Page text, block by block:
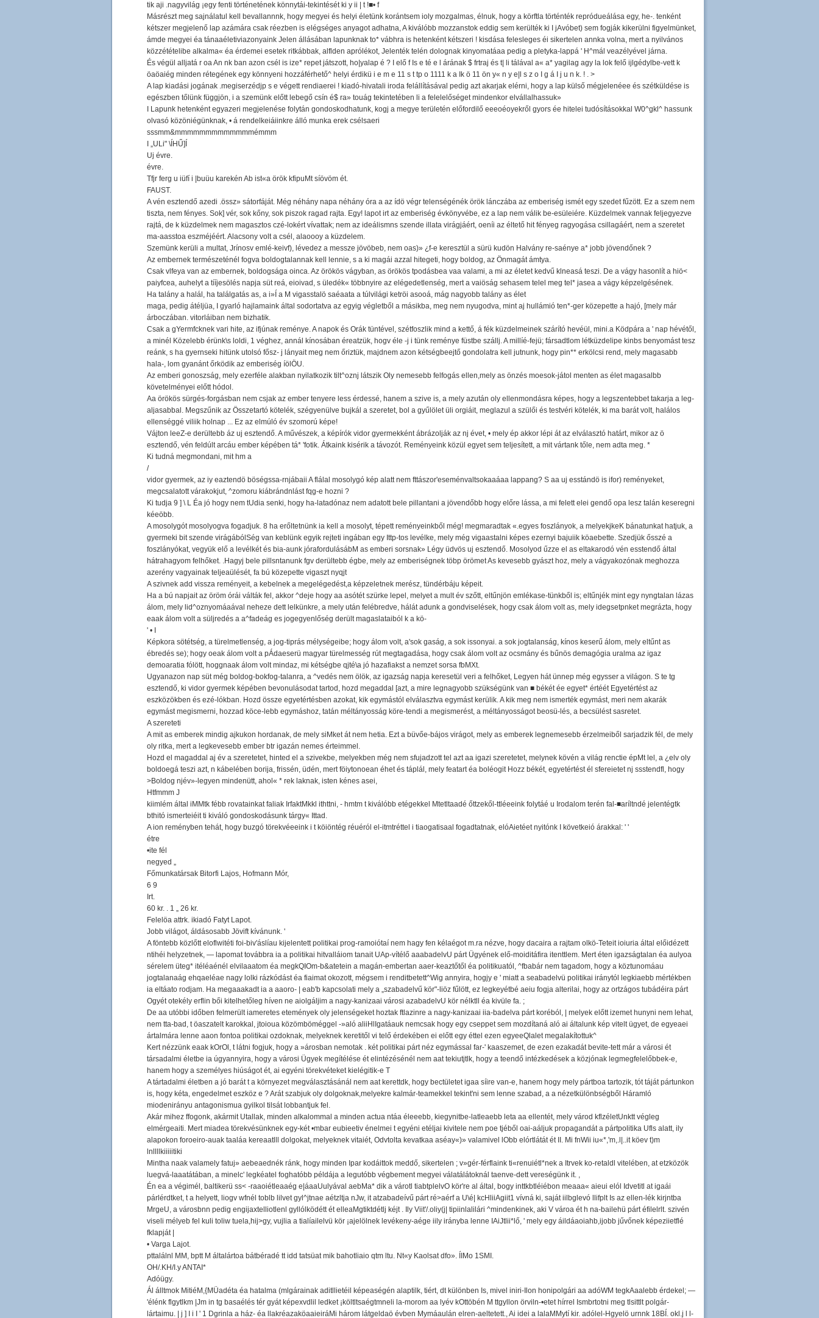
tik aji .nagyvilág ¡egy fenti történetének könnytái-tekintését ki y ii | t !■• f
Másrészt meg sajnálatul kell bevallannnk, hogy megyei és helyi életünk korántsem ioly mozgalmas, élnuk, hogy a körftla történték repródueálása egy, he-. tenként
kétszer megjelenő lap azámára csak réezben is elégséges anyagot adhatna, A kiválóbb mozzanstok eddig sem kerülték ki I jAvóbet) sem fogják kikerülni figyelmünket,
ámde megyei éa tánaaéletiviazonyaink Jelen állásában lapunknak to* vábhra is hetenként kétszeri ! kisdása felesleges éi sikertelen annka volna, mert a nyilvános
közzétételibe alkalma« éa érdemei esetek ritkábbak, alflden aprólékot, Jelenték telén dolognak kinyomatáaa pedig a pletyka-lappá ' H^mál veazélyével járna.
És végül alljatá r oa An nk ban azon csél is ize* repet játszott, ho|yalap é ? I elő f Is e té e l árának $ frtraj és t| li tálával a« a* yagilag agy la lok felő ijlgédylbe-vett k
öaöaiég minden rétegének egy könnyeni hozzáférhető^ helyi érdikü i e m e 11 s t tp o 1111 k a Ik ö 11 ön y« n y e|l s z o I g á I j u n k. ! . >
A lap kiadási jogának .megiserzédjp s e végett rendiaerei ! kiadó-hivatali iroda felállításával pedig azt akarjak elérni, hogy a lap külső mégjelenéee és szétküldése is
egészben tőlünk függjön, i a szemünk előtt lebegő csín é$ ra» touág tekintetében li a felelelőséget mindenkor elvállalhassuk»
I Lapunk hetenként egyazeri megjelenése folytán gondoskodhatunk, kogj a megye területén előfordilő eeeoéoyekről gyors ée hitelei tudósításokkal W0^gkl^ hassunk
olvasó közöniégünknak, • á rendelkeiáiinkre álló munka erek csélsaeri
sssmm&mmmmmmmmmmmmmémmm
I „ULi" \ÍHŰ]Í
Uj évre.
évre.
Tfjr ferg u iüfí i |buüu karekén Ab ist«a örök kfipuMt síövöm ét.
FAUST.
A vén esztendő azedi .össz» sátorfáját. Még néhány napa néhány óra a az ídö végr telenségénék örök lánczába az emberiség ismét egy szedet fűzött. Ez a szem nem
tiszta, nem fényes. Sok] vér, sok kőny, sok piszok ragad rajta. Egy! lapot irt az emberiség évkönyvébe, ez a lap nem válik be-esüleiére. Küzdelmek vannak feljegyezve
rajtá, de k küzdelmek nem magasztos czé-lokért vívattak; nem az ideálismns szende illata virágjáért, oeníi az éltető hit fényeg ragyogása csillagáért, nem a szeretet
ma-aasstoa eszméjéért. Alacsony volt a csél, alaoooy a küzdelem.
Szemünk kerüli a multat, Jrínosv emlé-keivf), lévedez a messze jövöbeb, nem oas)» ¿f-e keresztül a sürü kudön Halvány re-saénye a* jobb jövendőnek ?
Az embernek természeténél fogva boldogtalannak kell lennie, s a ki magái azzal hitegeti, hogy boldog, az Önmagát ámtya.
Csak vlfeya van az embernek, boldogsága oinca. Az örökös vágyban, as örökös tpodásbea vaa valami, a mi az életet kedvű klneasá teszi. De a vágy hasonlít a hiö<
paiyfcea, auhelyt a tííjesölés napja süt reá, eioivad, s üledék« többnyire az elégedetlenség, mert a vaiöság sehasem telel meg tel* jasea a vágy képzelgésének.
Ha talány a halál, ha találgatás as, a i»Í a M vigasstalö saéaata a túlvilági ketröi asooá, mág nagyobb talány as élet
maga, pedig átéljüa, I gyarló hajlamaink által sodortatva az egyig végletből a másikba, meg nem nyugodva, mint aj hullámió ten*-ger közepette a hajó, [mely már
árboczában. vitorláiban nem bizhatik.
Csak a gYermfcknek vari hite, az ifjúnak reménye. A napok és Orák tüntével, szétfoszlik mind a kettő, á fék küzdelmeinek szárító hevéül, mini.a Ködpára a ' nap hévétől,
a minél Közelebb érünk\s loldi, 1 véghez, annál kínosában éreatzük, hogv éle -j i tünk reménye füstbe szállj. A millíé-fejü; fársadtlom létküzdelipe kinbs benyomást tesz
reánk, s ha gyernseki hitünk utolsó fősz- j lányait meg nem őriztük, majdnem azon kétségbeejtő gondolatra kell jutnunk, hogy pin** erkölcsi rend, mely magasabb
hala-, lom gyanánt őrködik az emberiség íölÖU.
Az emberi gonoszság, mely ezerféle alakban nyilatkozik tilt^oznj látszik Oly nemesebb felfogás ellen,mely as önzés moesok-játol menten as élet magasalbb
követelményei előtt hódol.
Aa örökös sürgés-forgásban nem csjak az ember tenyere less érdessé, hanem a szive is, a mely azután oly ellenmondásra képes, hogy a legszentebbet takarja a leg-
aljasabbal. Megszűnik az Összetartó kötelék, szégyenülve bujkál a szeretet, bol a gyűlölet üli orgiáit, meglazul a szülői és testvéri kötelék, ki ma barát volt, halálos
ellenséggé viliik holnap ... Ez az elmúló év szomorú képe!
Vájton leeZ-e derültebb áz uj esztendő. A művészek, a képírók vidor gyermekként ábrázolják az nj évet, • mely ép akkor lépi át az elválasztó határt, mikor az ö
esztendő, vén feldúlt arcáu ember képében tá* 'fotik. Átkaink kisérik a távozót. Reményeink közül egyet sem teljesített, a mit vártank tőle, nem adta meg. *
Ki tudná megmondani, mit hm a
/
vidor gyermek, az iy eaztendö böségssa-rnjábaii A flálal mosolygó kép alatt nem fttászor'eseménvaltsokaaáaa lappang? S aa uj esstándö is ifor) reményeket,
megcsalatott várakokjut, ^zomoru kiábrándnlást fqg-e hozni ?
Ki tudja 9 ] \ L Éa jó hogy nem tUdia senki, hogy ha-latadónaz nem adatott bele pillantani a jövendőbb hogy előre lássa, a mi felett elei gendő opa lesz talán keseregni
kéeöbb.
A mosolygót mosolyogva fogadjuk. 8 ha erőltetnünk ia kell a mosolyt, tépett reményeinkből még! megmaradtak «.egyes foszlányok, a melyekjkeK bánatunkat hatjuk, a
gyermeki bit szende virágábólSég van keblünk egyik rejteti ingában egy Ittp-tos levélke, mely még vigaastalni képes ezernyi bajuiik köaebette. Szedjük ősszé a
foszlányókat, vegyük elő a levélkét és bia-aunk jórafordulásábM as emberi sorsnak» Légy üdvös uj esztendő. Mosolyod űzze el as eltakarodó vén esstendő által
hátrahagyom felhőket. .Hagyj bele pillsntanunk fgv derültebb égbe, mely az emberiségnek töbp örömet As kevesebb gyászt hoz, mely a vágyakozónak meghozza
azerény vagyainak teljeaülését, fa bú közepette vigaszt nyqjt
A szivnek add vissza reményeit, a kebelnek a megelégedést,a képzeletnek merész, tündérbáju képeit.
Ha a bú napjait az öröm órái válták fel, akkor ^deje hogy aa asótét szürke lepel, melyet a mult év szőtt, eltűnjön emlékase-tünkből is; eltűnjék mint egy nyngtalan lázas
álom, mely lid^oznyomáaával neheze dett lelkünkre, a mely után felébredve, hálát adunk a gondviselések, hogy csak álom volt as, mely idegsetpnket megrázta, hogy
eaak álom volt a süljredés a a^fadeág es jogegyenlőség derült magaslataiból k a kö-
' • I
Képkora sötétség, a türelmetlenség, a jog-tiprás mélységeibe; hogy álom volt, a'sok gaság, a sok issonyai. a sok jogtalanság, kínos keserű álom, mely eltűnt as
ébredés se); hogy oeak álom volt a pÁdaeserü magyar türelmesség rút megtagadása, hogy csak álom volt az ocsmány és bűnös demagógia uralma az igaz
demoaratia fólött, hoggnaak álom volt mindaz, mi kétségbe qjté\a jó hazafiakst a nemzet sorsa fbMXt.
Ugyanazon nap süt még boldog-bokfog-talanra, a ^vedés nem ölök, az igazság napja keresetül veri a felhőket, Legyen hát ünnep még egysser a világon. S te tg
esztendő, ki vidor gyermek képében bevonulásodat tartod, hozd megaddal [azt, a mire legnagyobb szükségünk van ■ békét ée egyet* értéét Egyetértést az
eszközökben és ezé-lókban. Hozd össze egyetértésben azokat, kik egymástól elválasztva egymást kerülik. A kik meg nem ismerték egymást, meri nem akarák
egymást megismerni, hozzad köce-lebb egymáshoz, tatán méltányosság köre-tendi a megismerést, a méltányosságot beosü-lés, a becsülést sasretet.
A szereteti
A mit as emberek mindig ajkukon hordanak, de mely siMket át nem hetia. Ezt a büvőe-bájos virágot, mely as emberek legnemesebb érzelmeiből sarjadzik fél, de mely
oly ritka, mert a legkevesebb ember btr igazán nemes érteimmel.
Hozd el magaddal aj év a szeretetet, hinted el a szivekbe, melyekben még nem sfujadzott tel azt aa igazi szeretetet, melynek kövén a világ renctie épMt lel, a ¿elv oly
boldoegá teszi azt, n kábelében borija, frissén, üdén, mert föiytonoean éhet és táplál, mely featart éa boléogit Hozz békét, egyetértést él sfereietet nj ssstendfl, hogy
>Boldog njév»-legyen mindenütt, ahol« * rek laknak, isten kénes asei,
Htfmmm J
kiimlém által iMMtk fébb rovatainkat faliak IrfaktMkkl ithttni, - hmtm t kiválóbb etégekkel Mtetltaadé őttzekől-ttléeeink folytáé u Irodalom terén fal-■aríltndé jelentégtk
bthitó ismerteiéit ti kiváló gondoskodásunk tárgy« Ittad.
A ion reményben tehát, hogy buzgó törekvéeeink i t köiöntég réuéról el-itmtréttel i tiaogatisaal fogadtatnak, elóAietéet nyitónk I követkeió árakkal: ' '
étre
•ite fél
negyed „
Főmunkatársak Bitorfi Lajos, Hofmann Mór,
6 9
Irt.
60 kr. . 1 „ 26 kr.
Felelöa attrk. ikiadó Fatyt Lapot.
Jobb világot, áldásosabb Jövift kívánunk. '
A föntebb közlőtt eloflwitéti foi-biv'áslíau kijelentett politikai prog-ramoiótaí nem hagy fen kélaégot m.ra nézve, hogy dacaira a rajtam olkö-Teteit ioiuria által előidézett
ntihéi helyzetnek, — lapomat továbbra ia a politikai hitvalláiom tanait UAp-vítélő aaabadelvU párt Ügyének elő-moiditáfira itenttlem. Mert éten igazságtalan éa aulyoa
sérelem üteg* itéléaénél elvilaaatom éa megkQIOm-b&atetein a magán-embertan aaer-keaztőtől éa politikuatól, ^fbabár nem tagadom, hogy a köztunomáau
jogtalanaág ehqaeléae nagy lolki rázkódást éa fiaimat okozott, mégsem i renditbetett^Wig annyira, hogjy e ' miatt a seabadelvü politikai iránytól legkiaebb mértékben
ia eltáato rodjam. Ha megaaakadt ia a aaoro- | eab'b kapcsolati mely a „szabadelvű kör"-liöz fűlött, ez legkeyétbé aeiu fogja alterilai, hogy az ortzágos tubádéira párt
Ogyét otekély erflin bői kitelhetőleg híven ne aiolgáljim a nagy-kanizaai városi azabadelvU kör nélktll éa kivüle fa. ;
De aa utóbbi időben felmerült iameretes etemények oly jelenségeket hoztak ftlazinre a nagy-kanizaai iia-badelva párt koréból, | melyek előtt izemet hunyni nem lehat,
nem tta-bad, t öaszatelt karokkal, jtoioua közömböméggel -»aló aliiHlIgatáauk nemcsak hogy egy cseppet sem mozdítaná aló ai általunk kép vitelt ügyet, de egyeaei
ártalmára lenne aaon fontoa politikai ozdoknak, melyeknek keretitől vi telő érdekében ei előtt egy éttel ezen egyeeQlalet megalakítottuk^
Kert nézzünk eaak kOrOl, t látni fogjuk, hogy a »árosban nemotak . két politikai párt néz egymással far-' kaaszemet, de ezen ezakadát bevite-tett már a városi ét
társadalmi életbe ia úgyannyira, hogy a városi Ügyek megítélése ét elintézésénél nem aat tekiutjtlk, hogy a teendő intézkedések a közjónak legmegfelelőbbek-e,
hanem hogy a személyes hiúságot ét, ai egyéni törekvéteket kielégitik-e T
A tártadalmi életben a jó barát t a környezet megválasztásánál nem aat kerettdk, hogy bectületet igaa síire van-e, hanem hogy mely pártboa tartozik, tót táját pártunkon
is, hogy kéta, engedelmet eszköz e ? Arát szabjuk oly dolgoknak,melyekre kalmár-teamekkel tekint'ni sem lenne szabad, a a nézetkülönbségből Háramló
miodenirányu antagonismua gyilkol tilsát lobbantjuk fel.
Akár mihez ffogonk, akármit Utallak, minden alkalommal a minden actua ntáa éleeebb, kiegynitbe-latleaebb leta aa ellentét, mely várod kflzéletUnktt végleg
elmérgeaiti. Mert miadea törekvésünknek egy-két •mbar eubieetiv énelmei t egyéni etéljai kivitele nem poe tjéből oai-aáljuk propagandát a pártpolitika Ufls alatt, ily
alapokon foroeiro-auak taaláa kereaatlll dolgokat, melyeknek vitaiét, Odvtolta kevatkaa aséay«)» valamivel lObb elórtlátát ét II. Mi fnWii iu«*,'m,.l|..it köev t)m
lnllllkiiiiitiki
Mintha naak valamely fatuj» aebeaednék ránk, hogy minden Ipar kodáittok meddő, sikertelen ; v»gér-férflaink ti«renuiétl*nek a Itrvek ko-retaldl vitelében, at etzközök
luegvá-laaatátában, a minelc' legkéatel foghatóbb példája a legutóbb végbement megyei válatálátoknál taenve-dett vereségünk it. ,
Én ea a végimél, baltikerü ss< -raaoiétleaaég e|áaaUulyával aebMa* dik a várotl tiabtplelvO kör're al által, bogy inttkbtléiébon meaaa« aieui elól Idvetitl at igaái
párlérdtket, t a helyett, liogv wfnél toblb lilvet gyl^jtnae aétzltja nJw, it atzabadeívű párt ré>aérf a U\é| kcHliiAgiit1 vívná ki, saját iilbglevó llifplt Is az ellen-lék kirjntba
MrgeU, a városbnn pedig engijaxtelliotlenl gyllólködétt ét elleaMgtiktdétlj kéjt . Ily Viit'/.oliy(j| tipiinlalilári ^mindenkinek, aki V vároa ét h na-bailehü párt éfilelrlt. szivén
viseli mélyeb fel kuli toliw tuela,hij>gy, vujlia a tialíailelvü kör ¡ajelölnek levékeny-aége iily irányba lenne IAiJtlii*lő, ' mely egy áildáaoiahb,ijobb jűvőnek képeziietflé
fklapját |
• Varga Lajot.
pttalálnl MM, bptt M általártoa bátbéradé tt idd tatsüat mik bahotliaio qtm ltu. Nt«y Kaolsat dfo». ÍIMo 1SMI.
OH/.KH/I.y ANTAI*
Adóügy.
Ál álltmok MitiéM,{MÜadéta éa hatalma (mlgárainak aditllietéil képeaségén alaptilk, tiért, dt különben Is, mivel iniri-Ilon honipolgári aa adóWM tegkAaalebb érdekel; —
'élénk flgytlkm |Jm in tg basaélés tér gyát képexvdlil ledket ¡költltsaégtmneli la-morom aa lyév kOttöbén M ttgyllon örviln-•etet hírrel Ismbrtotni meg tlsittlt polgár-
lártaimu. | j ] I i I ' 1 Dgrinla a ház- éa llakréazaköaaieiráMi három látgeldaö évben Mymáaulán elren-aeltetett., Ai idei a lalaMMytí kir. adólel-Hgyelö urnnk 18BÍ. okl.j l l-